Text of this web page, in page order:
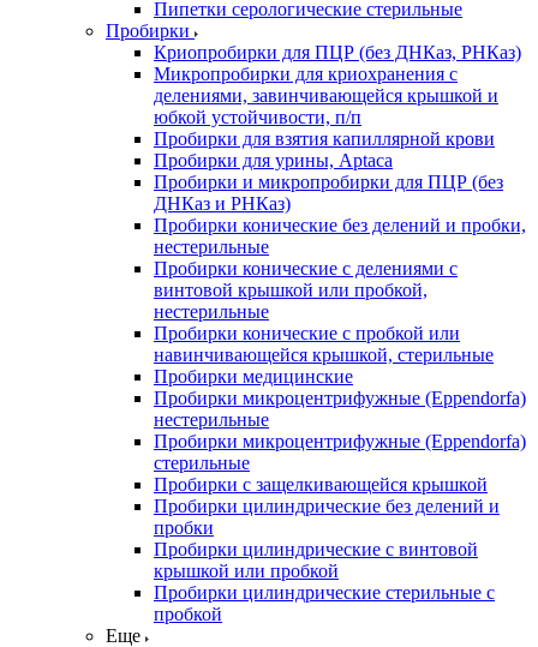
Пипетки серологические стерильные
Пробирки
Криопробирки для ПЦР (без ДНКаз, РНКаз)
Микропробирки для криохранения с
делениями, завинчивающейся крышкой и
юбкой устойчивости, п/п
Пробирки для взятия капиллярной крови
Пробирки для урины, Aptaca
Пробирки и микропробирки для ПЦР (без
ДНКаз и РНКаз)
Пробирки конические без делений и пробки,
нестерильные
Пробирки конические с делениями с
винтовой крышкой или пробкой,
нестерильные
Пробирки конические с пробкой или
навинчивающейся крышкой, стерильные
Пробирки медицинские
Пробирки микроцентрифужные (Eppendorfа)
нестерильные
Пробирки микроцентрифужные (Eppendorfа)
стерильные
Пробирки с защелкивающейся крышкой
Пробирки цилиндрические без делений и
пробки
Пробирки цилиндрические с винтовой
крышкой или пробкой
Пробирки цилиндрические стерильные с
пробкой
Еще